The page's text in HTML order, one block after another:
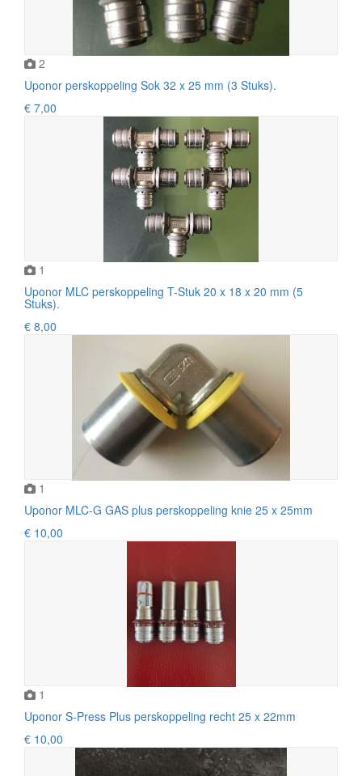
2
Uponor perskoppeling Sok 32 x 25 mm (3 Stuks).
€ 7,00
1
Uponor MLC perskoppeling T-Stuk 20 x 18 x 20 mm (5
Stuks).
€ 8,00
1
Uponor MLC-G GAS plus perskoppeling knie 25 x 25mm
€ 10,00
1
Uponor S-Press Plus perskoppeling recht 25 x 22mm
€ 10,00